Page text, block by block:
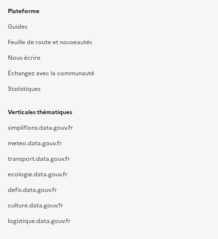
Plateforme
Guides
Feuille de route et nouveautés
Nous écrire
Échangez avec la communauté
Statistiques
Verticales thématiques
simplifions.data.gouv.fr
meteo.data.gouv.fr
transport.data.gouv.fr
ecologie.data.gouv.fr
defis.data.gouv.fr
culture.data.gouv.fr
logistique.data.gouv.fr